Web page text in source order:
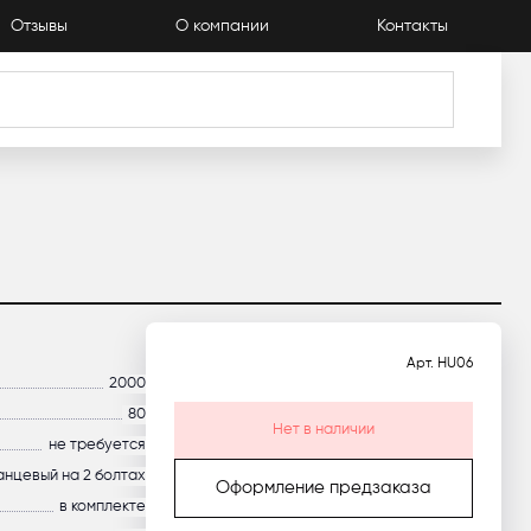
Отзывы О компании Контакты
2000
80
не требуется
на 2 болтах
в комплекте
Арт. HU06
Нет в наличии
Оформление предзаказа